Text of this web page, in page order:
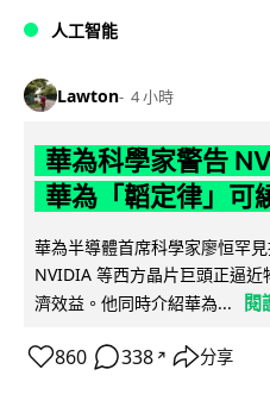
人工智能
Lawton 4 小時
華為科學家警告
華為「韜定律」可
華為半導體首席科學家廖恒罕
NVIDIA 等西方晶片巨頭正逼
濟效益。他同時介紹華為...
閱
860 338 ↗ 分享